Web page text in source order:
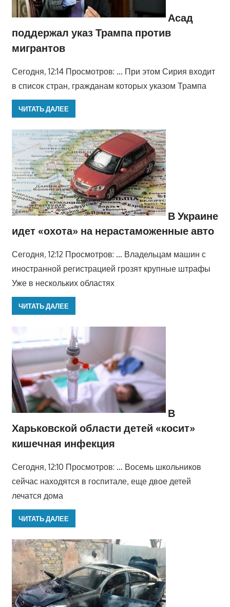
Асад
поддержал указ Трампа против
мигрантов
Сегодня, 12:14 Просмотров: … При этом Сирия входит
в список стран, гражданам которых указом Трампа
ЧИТАТЬ ДАЛЕЕ
В Украине
идет «охота» на нерастаможенные авто
Сегодня, 12:12 Просмотров: … Владельцам машин с
иностранной регистрацией грозят крупные штрафы
Уже в нескольких областях
ЧИТАТЬ ДАЛЕЕ
В
Харьковской области детей «косит»
кишечная инфекция
Сегодня, 12:10 Просмотров: … Восемь школьников
сейчас находятся в госпитале, еще двое детей
лечатся дома
ЧИТАТЬ ДАЛЕЕ